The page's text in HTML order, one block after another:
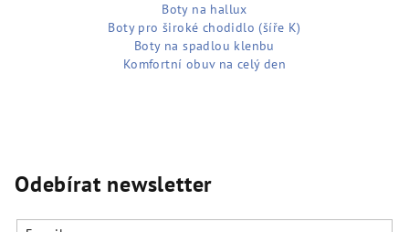
Boty na hallux
Boty pro široké chodidlo (šíře K)
Boty na spadlou klenbu
Komfortní obuv na celý den
Odebírat newsletter